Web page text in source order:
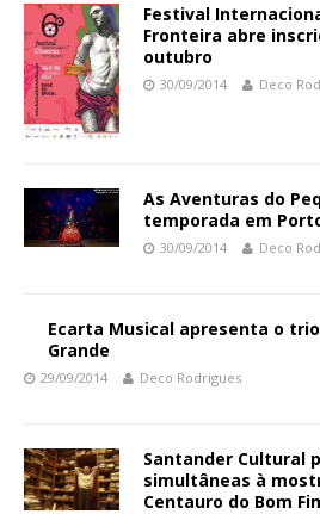
Festival
Fronteira abre
outubro
30/09/2014 Deco
As Aventuras do
temporada em
30/09/2014 Deco
Ecarta Musical apresenta o
Grande
29/09/2014 Deco Rodrigues
Santander Cultural
simultâneas à
Centauro do Bom